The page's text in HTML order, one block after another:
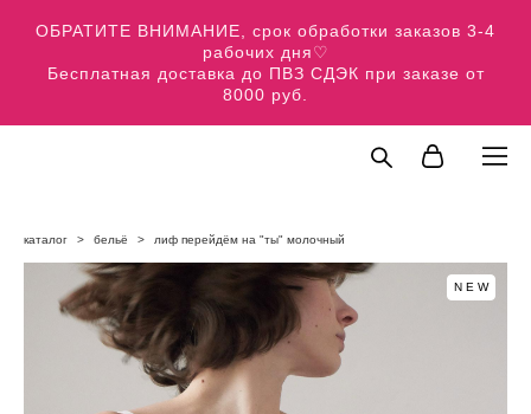
ОБРАТИТЕ ВНИМАНИЕ, срок обработки заказов 3-4
рабочих дня♡
Бесплатная доставка до ПВЗ СДЭК при заказе от
8000 руб.
каталог > бельё > лиф перейдём на "ты" молочный
NEW